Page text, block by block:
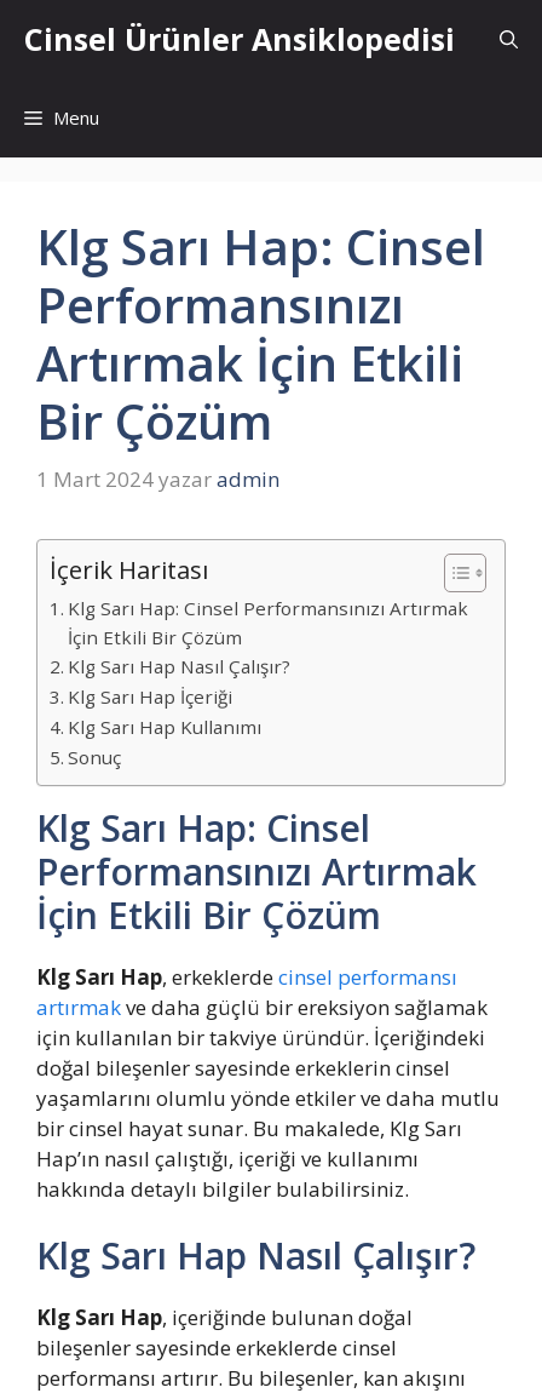
atlaCinsel Ürünler Ansiklopedisi
Menu
Klg Sarı Hap: Cinsel
Performansınızı
Artırmak İçin Etkili
Bir Çözüm
1 Mart 2024yazaradmin
İçerik Haritası
Klg Sarı Hap: Cinsel Performansınızı Artırmak
İçin Etkili Bir Çözüm
Klg Sarı Hap Nasıl Çalışır?
Klg Sarı Hap İçeriği
Klg Sarı Hap Kullanımı
Sonuç
Klg Sarı Hap: Cinsel
Performansınızı Artırmak
İçin Etkili Bir Çözüm
Klg Sarı Hap, erkeklerdecinsel performansı
artırmakve daha güçlü bir ereksiyon sağlamak
için kullanılan bir takviye üründür. İçeriğindeki
doğal bileşenler sayesinde erkeklerin cinsel
yaşamlarını olumlu yönde etkiler ve daha mutlu
bir cinsel hayat sunar. Bu makalede, Klg Sarı
Hap’ın nasıl çalıştığı, içeriği ve kullanımı
hakkında detaylı bilgiler bulabilirsiniz.
Klg Sarı Hap Nasıl Çalışır?
Klg Sarı Hap, içeriğinde bulunan doğal
bileşenler sayesinde erkeklerde cinsel
performansı artırır. Bu bileşenler, kan akışını